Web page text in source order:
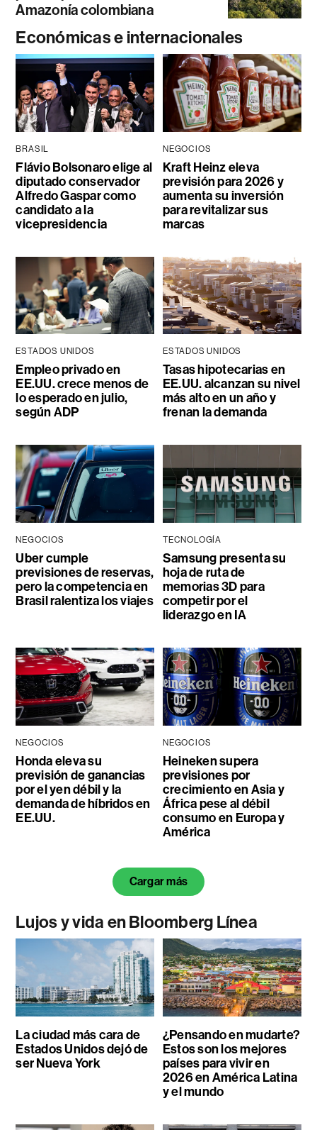
Amazonía colombiana
Económicas e internacionales
BRASIL
Flávio Bolsonaro elige al
diputado conservador
Alfredo Gaspar como
candidato a la
vicepresidencia
NEGOCIOS
Kraft Heinz eleva
previsión para 2026 y
aumenta su inversión
para revitalizar sus
marcas
ESTADOS UNIDOS
Empleo privado en
EE.UU. crece menos de
lo esperado en julio,
según ADP
ESTADOS UNIDOS
Tasas hipotecarias en
EE.UU. alcanzan su nivel
más alto en un año y
frenan la demanda
NEGOCIOS
Uber cumple
previsiones de reservas,
pero la competencia en
Brasil ralentiza los viajes
TECNOLOGÍA
Samsung presenta su
hoja de ruta de
memorias 3D para
competir por el
liderazgo en IA
NEGOCIOS
Honda eleva su
previsión de ganancias
por el yen débil y la
demanda de híbridos en
EE.UU.
NEGOCIOS
Heineken supera
previsiones por
crecimiento en Asia y
África pese al débil
consumo en Europa y
América
Cargar más
Lujos y vida en Bloomberg Línea
La ciudad más cara de
Estados Unidos dejó de
ser Nueva York
¿Pensando en mudarte?
Estos son los mejores
países para vivir en
2026 en América Latina
y el mundo